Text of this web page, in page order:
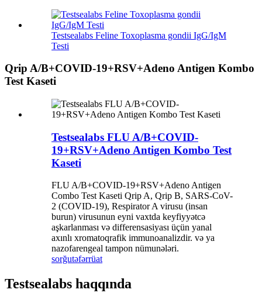
Testsealabs Feline Toxoplasma gondii IgG/IgM
Testi
Qrip A/B+COVID-19+RSV+Adeno Antigen Kombo
Test Kaseti
Testsealabs FLU A/B+COVID-
19+RSV+Adeno Antigen Kombo Test
Kaseti
FLU A/B+COVID-19+RSV+Adeno Antigen
Combo Test Kaseti Qrip A, Qrip B, SARS-CoV-
2 (COVID-19), Respirator A virusu (insan
burun) virusunun eyni vaxtda keyfiyyətcə
aşkarlanması və differensasiyası üçün yanal
axınlı xromatoqrafik immunoanalizdir. və ya
nazofarengeal tampon nümunələri.
sorğutəfərrüat
Testsealabs haqqında